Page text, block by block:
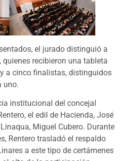
el jurado distinguió a
recibieron una tableta
a cinco finalistas, distinguidos
uno.
institucional del concejal
el edil de Hacienda, José
Miguel Cubero. Durante
Rentero trasladó el respaldo
a este tipo de certámenes